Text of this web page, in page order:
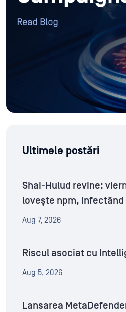
Ultimele postări
Shai-Hulud revine:
lovește npm,
Aug 7, 2026
Riscul asociat cu
Aug 5, 2026
Lansarea